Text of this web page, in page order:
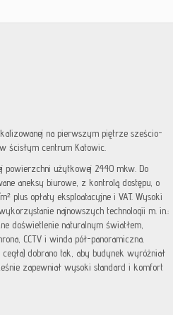
na pierwszym piętrze sześcio-
ścisłym centrum Katowic.
powierzchni użytkowej 2440 mkw. Do
aneksy biurowe, z kontrolą dostępu, o
plus opłaty eksploatacyjne i VAT. Wysoki
najnowszych technologii m. in.:
doświetlenie naturalnym światłem,
CCTV i winda pół-panoramiczna.
dobrano tak, aby budynek wyróżniał
zapewniał wysoki standard i komfort